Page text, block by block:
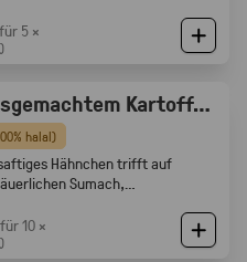
für 5 ×
Crispy Chicken mit hausgemachtem Kartoffelsalat
halal)
Hähnchen trifft auf
Sumach,
vom knusprigen Brot
für 10 ×